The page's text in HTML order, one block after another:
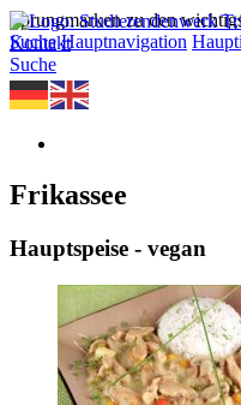
Sprungmarken zu den
Suche Hauptnavigation
Kontakt
Suche
Frikassee
Hauptspeise - vegan